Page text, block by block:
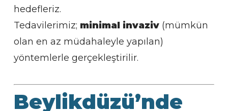
hedefleriz.
Tedavilerimiz; minimal invaziv(mümkün
olan en az müdahaleyle yapılan)
yöntemlerle gerçekleştirilir.
Beylikdüzü’nde